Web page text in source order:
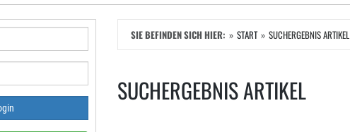
SIE BEFINDEN SICH HIER: START SUCHERGEBNIS ARTIKEL
SUCHERGEBNIS ARTIKEL